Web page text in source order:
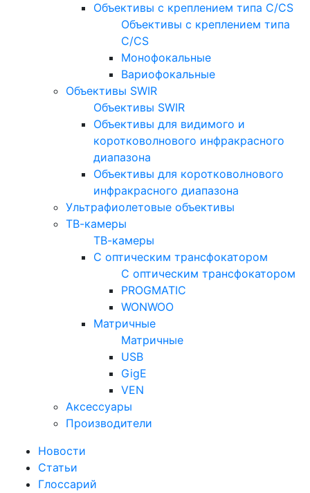
Объективы с креплением типа C/CS
Объективы с креплением типа
C/CS
Монофокальные
Вариофокальные
Объективы SWIR
Объективы SWIR
Объективы для видимого и
коротковолнового инфракрасного
диапазона
Объективы для коротковолнового
инфракрасного диапазона
Ультрафиолетовые объективы
ТВ-камеры
ТВ-камеры
С оптическим трансфокатором
С оптическим трансфокатором
PROGMATIC
WONWOO
Матричные
Матричные
USB
GigE
VEN
Аксессуары
Производители
Новости
Статьи
Глоссарий